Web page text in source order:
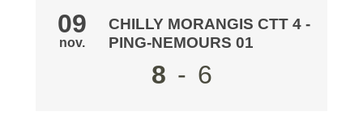
09
nov.
CHILLY MORANGIS CTT 4 -
PING-NEMOURS 01
8 - 6